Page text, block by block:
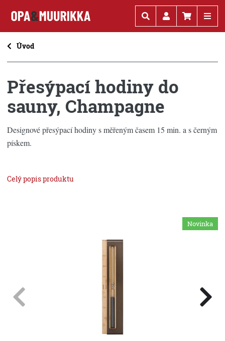
Úvod
Přesýpací hodiny do
sauny, Champagne
Designové přesýpací hodiny s měřeným časem 15 min. a s černým
pískem.
Celý popis produktu
Novinka